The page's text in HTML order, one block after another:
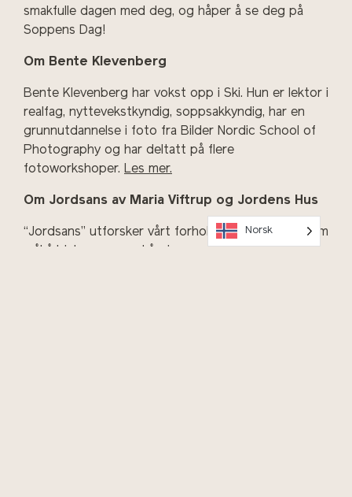
smakfulle dagen med deg, og håper å se deg på
Soppens Dag!
Om Bente Klevenberg
Bente Klevenberg har vokst opp i Ski. Hun er lektor i
realfag, nyttevekstkyndig, soppsakkyndig, har en
grunnutdannelse i foto fra Bilder Nordic School of
Photography og har deltatt på flere
fotoworkshoper. Les mer.
Om Jordsans av Maria Viftrup og Jordens Hus
“Jordsans” utforsker vårt forhold til jord og har som
Norsk